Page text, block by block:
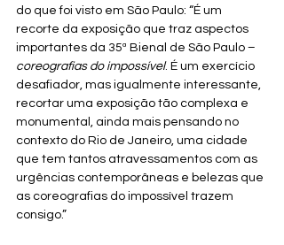
do que foi visto em São Paulo: “É um
recorte da exposição que traz aspectos
importantes da 35ª Bienal de São Paulo –
coreografias do impossível. É um exercício
desafiador, mas igualmente interessante,
recortar uma exposição tão complexa e
monumental, ainda mais pensando no
contexto do Rio de Janeiro, uma cidade
que tem tantos atravessamentos com as
urgências contemporâneas e belezas que
as coreografias do impossível trazem
consigo.”